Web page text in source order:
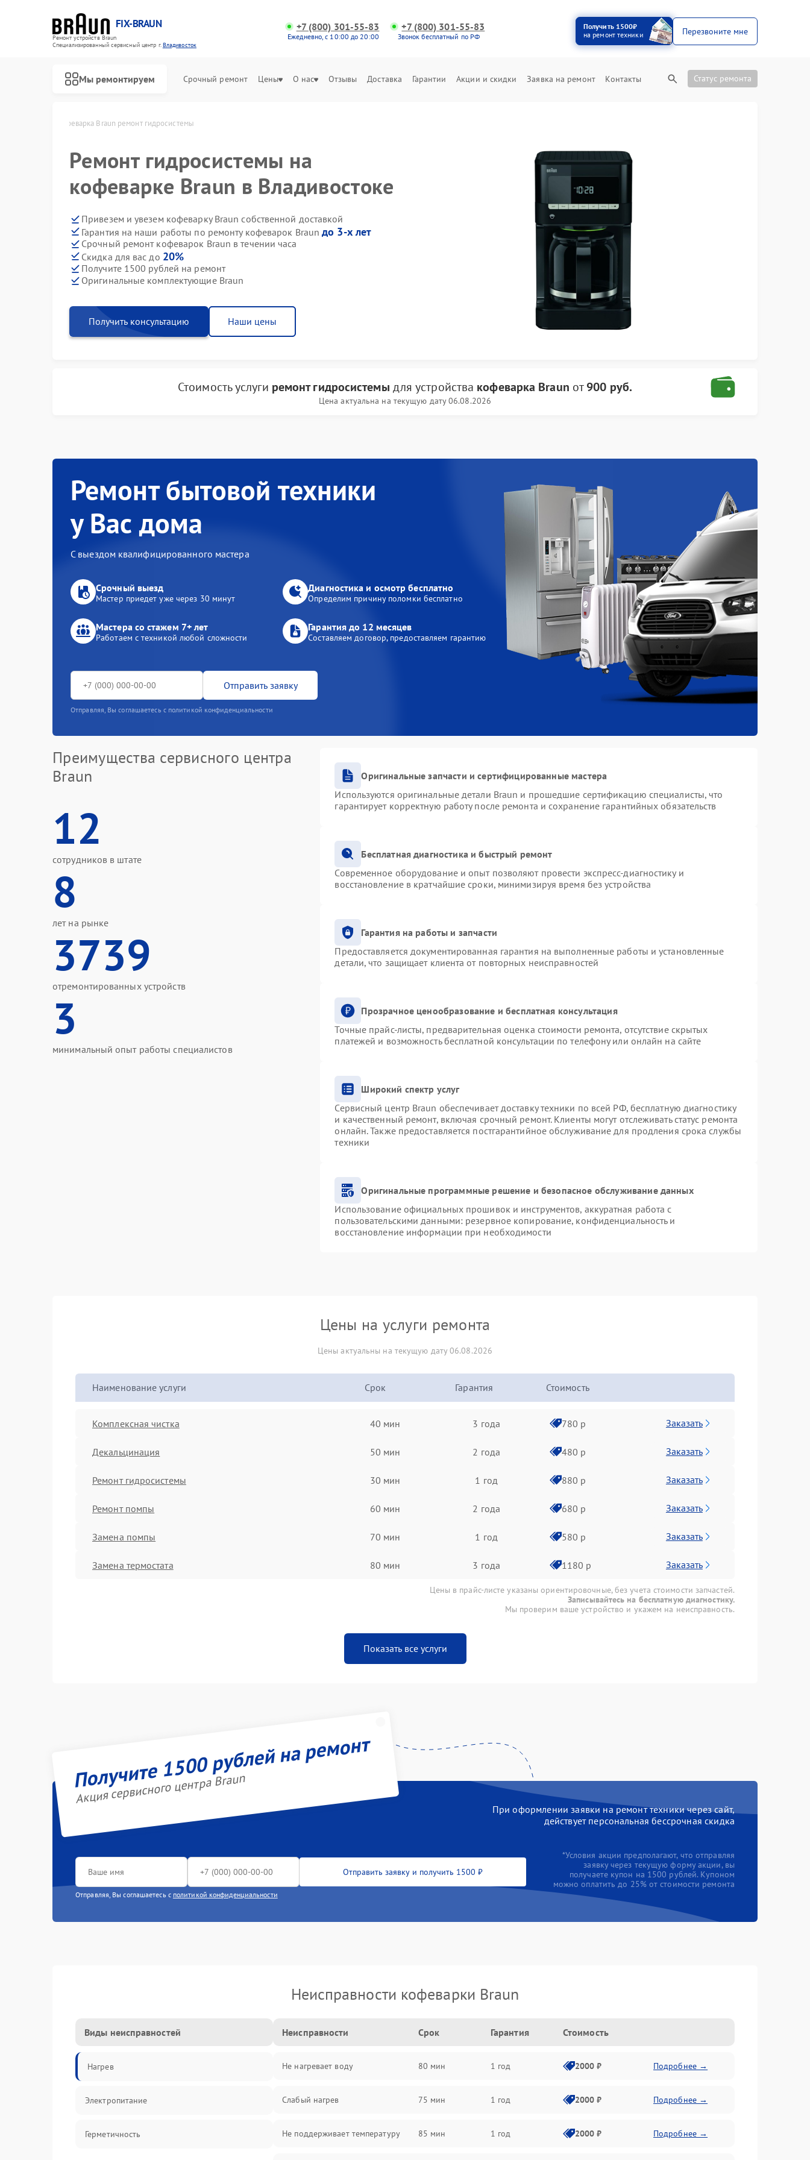
FIX-BRAUN
Ремонт устройств Braun
Специализированный cервисный центр г.Владивосток
+7 (800) 301-55-83
Ежедневно, с 10:00 до 20:00
+7 (800) 301-55-83
Звонок бесплатный по РФ
Получить 1500₽
на ремонт техники
Перезвоните мне
Мы ремонтируем Срочный ремонт Цены О нас Отзывы Доставка Гарантии Акции и скидки Заявка на ремонт Контакты Статус ремонта
Кофеварка Braun ремонт гидросистемы
Ремонт гидросистемы на
кофеварке Braun в Владивостоке
Привезем и увезем кофеварку Braun собственной доставкой
Гарантия на наши работы по ремонту кофеварок Braunдо 3-х лет
Срочный ремонт кофеварок Braun в течении часа
Скидка для вас до 20%
Получите 1500 рублей на ремонт
Оригинальные комплектующие Braun
Получить консультацию Наши цены
Стоимость услуги ремонт гидросистемы для устройства кофеварка Braun от900 руб.
Цена актуальна на текущую дату 06.08.2026
Ремонт бытовой техники
у Вас дома
С выездом квалифицированного мастера
Срочный выезд
Мастер приедет уже через 30 минут
Диагностика и осмотр бесплатно
Определим причину поломки бесплатно
Мастера со стажем 7+ лет
Работаем с техникой любой сложности
Гарантия до 12 месяцев
Составляем договор, предоставляем гарантию
Отправить заявку
Отправляя, Вы соглашаетесь с политикой конфиденциальности
Преимущества сервисного центра
Braun
12
сотрудников в штате
8
лет на рынке
3739
отремонтированных устройств
3
минимальный опыт работы специалистов
Оригинальные запчасти и сертифицированные мастера
Используются оригинальные детали Braun и прошедшие сертификацию специалисты, что
гарантирует корректную работу после ремонта и сохранение гарантийных обязательств
Бесплатная диагностика и быстрый ремонт
Современное оборудование и опыт позволяют провести экспресс-диагностику и
восстановление в кратчайшие сроки, минимизируя время без устройства
Гарантия на работы и запчасти
Предоставляется документированная гарантия на выполненные работы и установленные
детали, что защищает клиента от повторных неисправностей
Прозрачное ценообразование и бесплатная консультация
Точные прайс-листы, предварительная оценка стоимости ремонта, отсутствие скрытых
платежей и возможность бесплатной консультации по телефону или онлайн на сайте
Широкий спектр услуг
Сервисный центр Braun обеспечивает доставку техники по всей РФ, бесплатную диагностику
и качественный ремонт, включая срочный ремонт. Клиенты могут отслеживать статус ремонта
онлайн. Также предоставляется постгарантийное обслуживание для продления срока службы
техники
Оригинальные программные решение и безопасное обслуживание данных
Использование официальных прошивок и инструментов, аккуратная работа с
пользовательскими данными: резервное копирование, конфиденциальность и
восстановление информации при необходимости
Цены на услуги ремонта
Цены актуальны на текущую дату 06.08.2026
Наименование услуги Срок Гарантия Стоимость
Комплексная чистка 40 мин 3 года 780 р Заказать
Декальцинация 50 мин 2 года 480 р Заказать
Ремонт гидросистемы 30 мин 1 год 880 р Заказать
Ремонт помпы 60 мин 2 года 680 р Заказать
Замена помпы 70 мин 1 год 580 р Заказать
Замена термостата 80 мин 3 года 1180 р Заказать
Цены в прайс-листе указаны ориентировочные, без учета стоимости запчастей.
Записывайтесь на бесплатную диагностику.
Мы проверим ваше устройство и укажем на неисправность.
Показать все услуги
Получите 1500 рублей на ремонт
Акция сервисного центра Braun
При оформлении заявки на ремонт техники через сайт,
действует персональная бессрочная скидка
Отправить заявку и получить 1500 ₽
Отправляя, Вы соглашаетесь с политикой конфиденциальности
*Условия акции предполагают, что отправляя
заявку через текущую форму акции, вы
получаете купон на 1500 рублей. Купоном
можно оплатить до 25% от стоимости ремонта
Неисправности кофеварки Braun
Виды неисправностей
Нагрев
Электропитание
Герметичность
Неисправности Срок Гарантия Стоимость
Не нагревает воду 80 мин 1 год 2000 ₽ Подробнее →
Слабый нагрев 75 мин 1 год 2000 ₽ Подробнее →
Не поддерживает температуру 85 мин 1 год 2000 ₽ Подробнее →